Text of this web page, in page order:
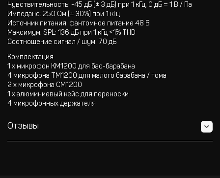
Чувствительность: -45 дБ (± 3 дБ) при 1 кГц, 0 дБ = 1 В / Па
Импеданс: 250 Ом (± 30%) при 1 кГц
Источник питания: фантомное питание 48 В
Максимум. SPL: 136 дБ при 1 кГц ≤1% THD
Соотношение сигнал / шум: 70 дБ
Комплектация
1 х микрофон KM1200 для бас-барабана
4 микрофона TM1200 для малого барабана / тома
2 х микрофона CM1200
1 х алюминиевый кейс для переноски
4 микрофонных держателя
Отзывы